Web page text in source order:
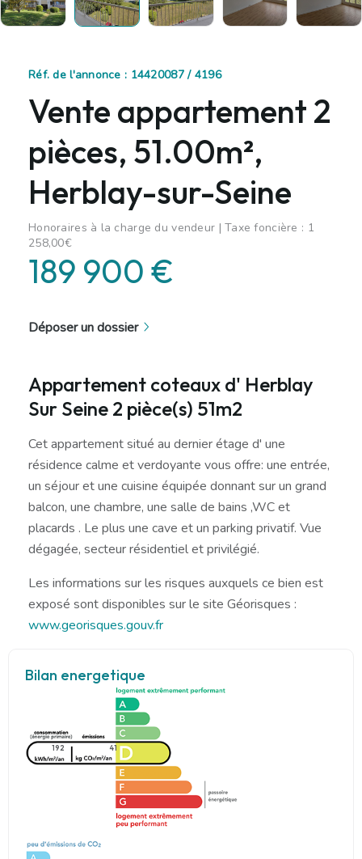
Réf. de l'annonce : 14420087 / 4196
Vente appartement 2
pièces, 51.00m²,
Herblay-sur-Seine
Honoraires à la charge du vendeur | Taxe foncière : 1
258,00€
189 900 €
Déposer un dossier
Appartement coteaux d' Herblay
Sur Seine 2 pièce(s) 51m2
Cet appartement situé au dernier étage d' une
résidence calme et verdoyante vous offre: une entrée,
un séjour et une cuisine équipée donnant sur un grand
balcon, une chambre, une salle de bains ,WC et
placards . Le plus une cave et un parking privatif. Vue
dégagée, secteur résidentiel et privilégié.
Les informations sur les risques auxquels ce bien est
exposé sont disponibles sur le site Géorisques :
www.georisques.gouv.fr
Bilan energetique
192 41